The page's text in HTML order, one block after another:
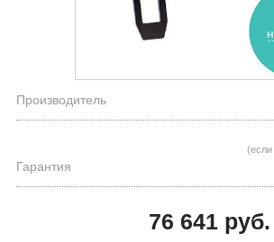
Производитель
Гарантия
(если
76 641 руб.